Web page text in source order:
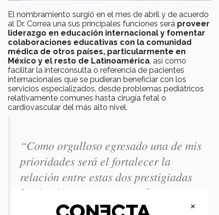
El nombramiento surgió en el mes de abril y de acuerdo
al Dr. Correa una sus principales funciones será proveer
liderazgo en educación internacional y fomentar
colaboraciones educativas con la comunidad
médica de otros países, particularmente en
México y el resto de Latinoamérica , así como
facilitar la interconsulta o referencia de pacientes
internacionales que se pudieran beneficiar con los
servicios especializados, desde problemas pediátricos
relativamente comunes hasta cirugía fetal o
cardiovascular del más alto nivel.
“Como orgulloso egresado una de mis
prioridades será el fortalecer la
relación entre estas dos prestigiadas
Instituciones, ya que no solo
compartimos una multitud de metas y
×